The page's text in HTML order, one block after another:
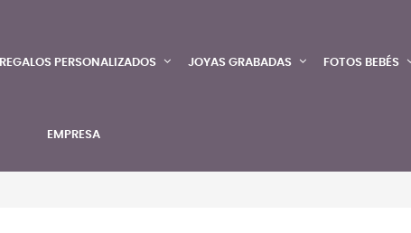
REGALOS PERSONALIZADOS JOYAS GRABADAS FOTOS BEBÉS
EMPRESA